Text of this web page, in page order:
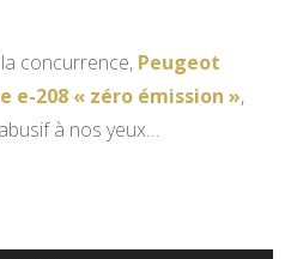
concurrence, Peugeot
e-208 « zéro émission »,
à nos yeux…